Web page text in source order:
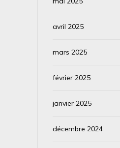
avril 2025
mars 2025
février 2025
janvier 2025
décembre 2024